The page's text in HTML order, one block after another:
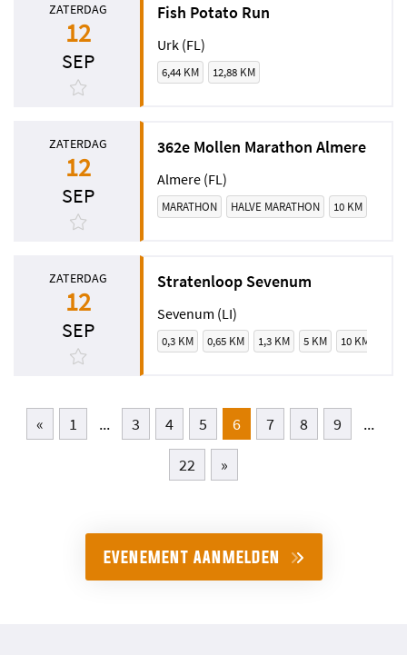
ZATERDAG
12
SEP
Fish Potato Run
Urk (FL)
6,44 KM 12,88 KM
ZATERDAG
12
SEP
362e Mollen Marathon Almere
Almere (FL)
MARATHON HALVE MARATHON 10 KM
ZATERDAG
12
SEP
Stratenloop Sevenum
Sevenum (LI)
0,3 KM 0,65 KM 1,3 KM 5 KM 10 KM
« 1 ... 3 4 5 6 7 8 9
...
22
»
EVENEMENT AANMELDEN